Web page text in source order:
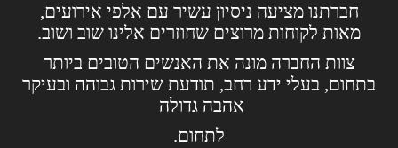
חברתנו מציעה ניסיון עשיר עם אלפי אירועים,
מאות לקוחות מרוצים שחוזרים אלינו שוב ושוב.
צוות החברה מונה את האנשים הטובים ביותר
בתחום, בעלי ידע רחב, תודעת שירות גבוהה ובעיקר
אהבה גדולה
לתחום.